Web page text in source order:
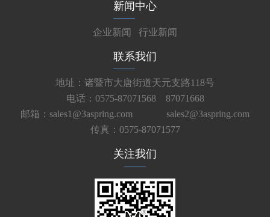
新闻中心
企业新闻 行业新闻
联系我们
地址：诸暨市大唐街道天元支路118号
电话：0575-87071568 87071668
邮箱：sales1@3aspring.com
sales2@3aspring.com
传真：0575-87071577
关注我们